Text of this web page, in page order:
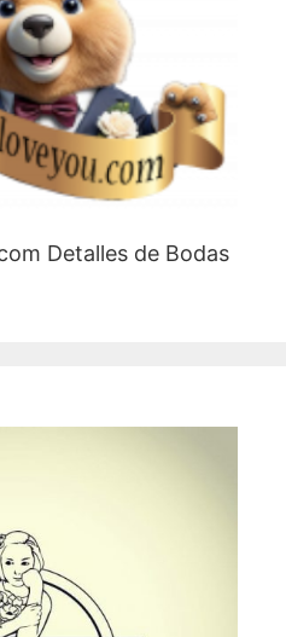
Detalles de Bodas